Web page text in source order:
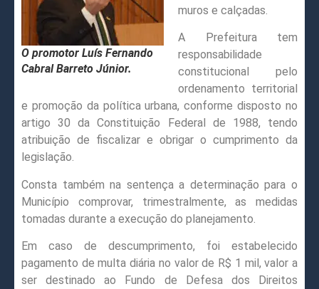
O promotor Luís Fernando
Cabral Barreto Júnior.
muros e calçadas.
A Prefeitura tem
responsabilidade
constitucional pelo
ordenamento territorial
e promoção da política urbana, conforme disposto no
artigo 30 da Constituição Federal de 1988, tendo
atribuição de fiscalizar e obrigar o cumprimento da
legislação.
Consta também na sentença a determinação para o
Município comprovar, trimestralmente, as medidas
tomadas durante a execução do planejamento.
Em caso de descumprimento, foi estabelecido
pagamento de multa diária no valor de R$ 1 mil, valor a
ser destinado ao Fundo de Defesa dos Direitos